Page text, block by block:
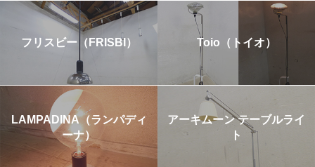
フリスビー（FRISBI） Toio（トイオ）
LAMPADINA（ランパディ
ーナ）
アーキムーン テーブルライ
ト